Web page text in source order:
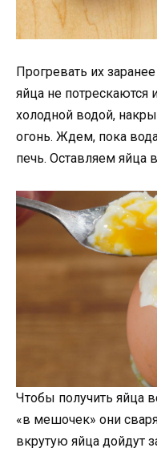
Прогревать их
яйца не потрескаются
холодной водой,
огонь. Ждем, пока
печь. Оставляем яйца
Чтобы получить яйца
«в мешочек» они
вкрутую яйца дойдут